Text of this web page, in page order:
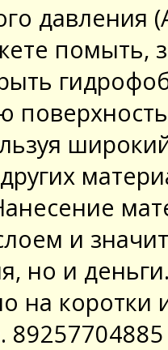
давления
помыть,
и
но и
на коротки
89257704885